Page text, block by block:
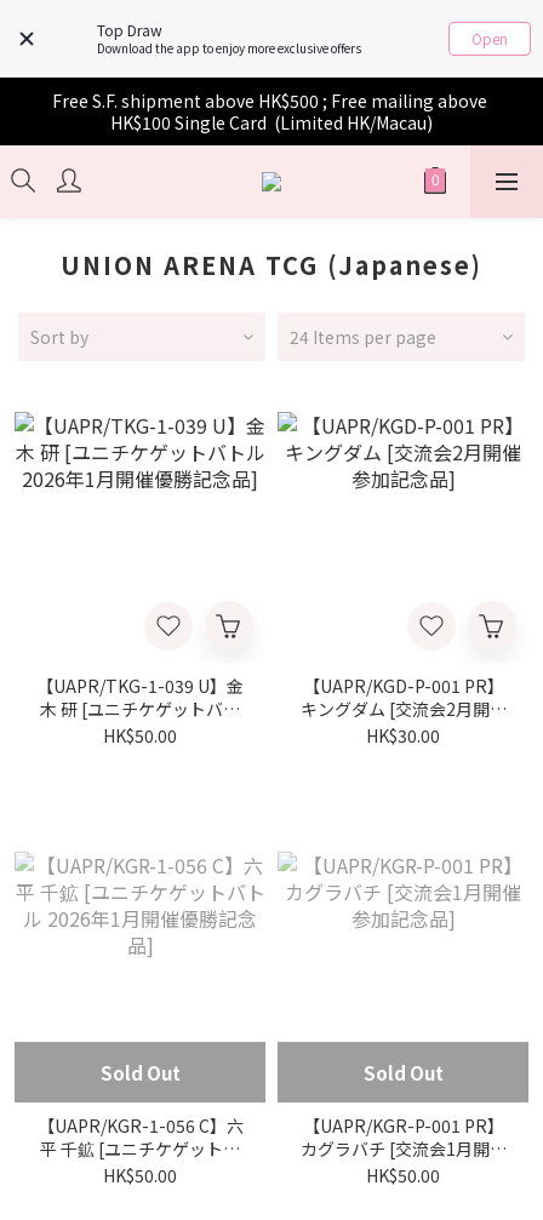
Top Draw
Download the app to enjoy more exclusive offers Open
Free S.F. shipment above HK$500 ; Free mailing above
HK$100 Single Card  (Limited HK/Macau)
UNION ARENA TCG (Japanese)
Sort by 24 Items per page
【UAPR/TKG-1-039 U】金
木 研 [ユニチケゲットバト
ル 2026年1月開催優勝記念
HK$50.00
【UAPR/KGD-P-001 PR】
キングダム [交流会2月開催
参加記念品]
HK$30.00
Sold Out
【UAPR/KGR-1-056 C】六
平 千鉱 [ユニチケゲットバ
トル 2026年1月開催優勝記
HK$50.00
Sold Out
【UAPR/KGR-P-001 PR】
カグラバチ [交流会1月開催
参加記念品]
HK$50.00